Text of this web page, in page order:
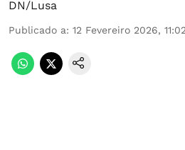
DN/Lusa
Publicado a: 12 Fevereiro 2026, 11:02